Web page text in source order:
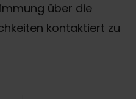
über die
kontaktiert zu